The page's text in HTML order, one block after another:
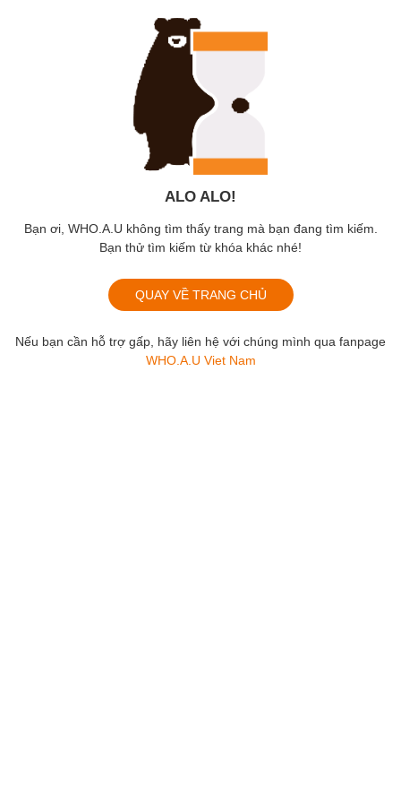
ALO ALO!
Bạn ơi, WHO.A.U không tìm thấy trang mà bạn đang tìm kiếm.
Bạn thử tìm kiếm từ khóa khác nhé!
QUAY VỀ TRANG CHỦ
Nếu bạn cần hỗ trợ gấp, hãy liên hệ với chúng mình qua fanpage
WHO.A.U Viet Nam